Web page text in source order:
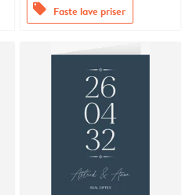
offers Faste lave priser